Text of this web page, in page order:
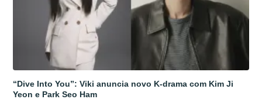
“Dive Into You”: Viki anuncia novo K-drama com Kim Ji
Yeon e Park Seo Ham